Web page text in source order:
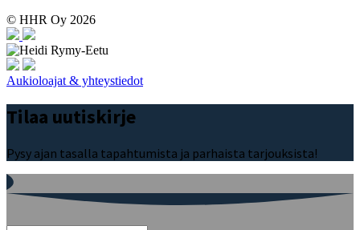
© HHR Oy 2026
Aukioloajat & yhteystiedot
Tilaa uutiskirje
Pysy ajan tasalla tapahtumista ja parhaista tarjouksista!